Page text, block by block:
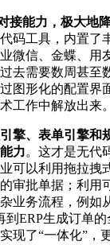
接能力，极大地
码工具，内置了
微信、金蝶、用
去需要数周甚至
图形化的配置界
工作中解放出来。
擎、表单引擎和
力。这才是无代
可以利用拖拉拽
审批单据；利用
业务流程，例如
ERP生成订单
现了“一体化”，